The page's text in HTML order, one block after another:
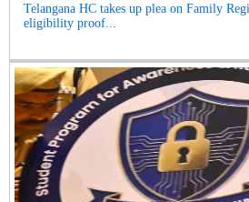
Telangana HC takes up plea on Family
eligibility proof...